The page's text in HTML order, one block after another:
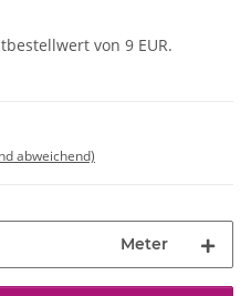
von 9 EUR.
abweichend)
Meter